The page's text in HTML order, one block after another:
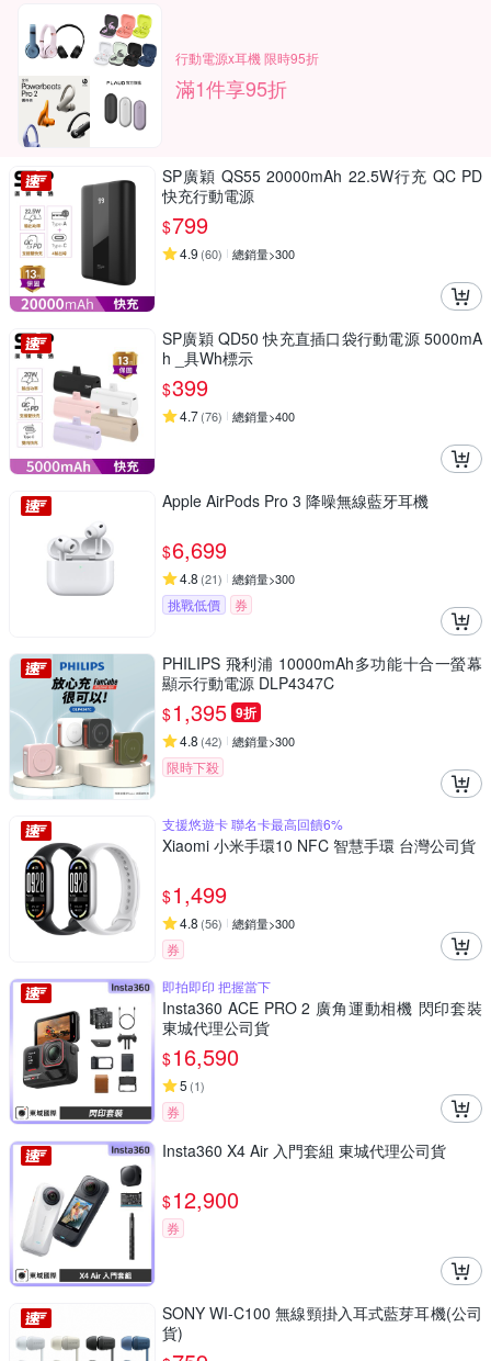
行動電源x耳機 限時95折
滿1件享95折
SP廣穎 QS55 20000mAh 22.5W行充 QC PD
快充行動電源
$799
4.9 (60) 總銷量>300
SP廣穎 QD50 快充直插口袋行動電源 5000mA
h _具Wh標示
$399
4.7(76) 總銷量>400
Apple AirPods Pro 3 降噪無線藍牙耳機
$6,699
4.8 (21) 總銷量>300
挑戰低價 券
PHILIPS 飛利浦 10000mAh多功能十合一螢幕
顯示行動電源 DLP4347C
$1,395 9折
4.8 (42) 總銷量>300
限時下殺
支援悠遊卡 聯名卡最高回饋6%
Xiaomi 小米手環10 NFC 智慧手環 台灣公司貨
$1,499
4.8 (56) 總銷量>300
券
即拍即印 把握當下
Insta360 ACE PRO 2 廣角運動相機 閃印套裝
東城代理公司貨
$16,590
5 (1)
券
Insta360 X4 Air 入門套組 東城代理公司貨
$12,900
券
SONY WI-C100 無線頸掛入耳式藍芽耳機(公司
貨)